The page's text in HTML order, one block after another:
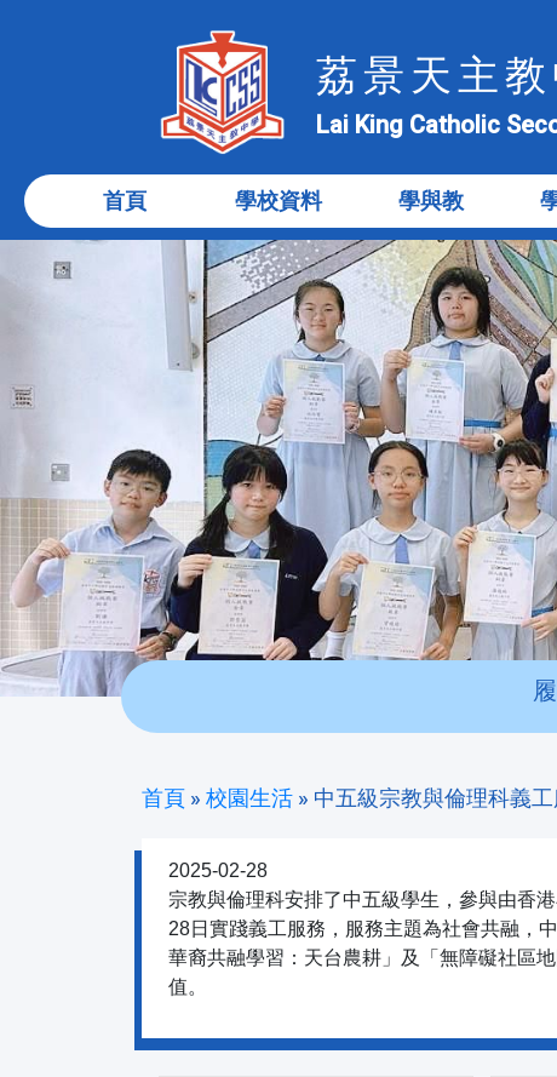
荔景天主
Lai King Catholic
首頁 學校資料 學與教
首頁 » 校園生活 » 中五級宗教與倫理科義
2025-02-28
宗教與倫理科安排了中五級學生，參與由香
28日實踐義工服務，服務主題為社會共融，
華裔共融學習：天台農耕」及「無障礙社區
值。